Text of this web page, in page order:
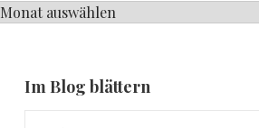
Lesezeichen
Im Blog blättern